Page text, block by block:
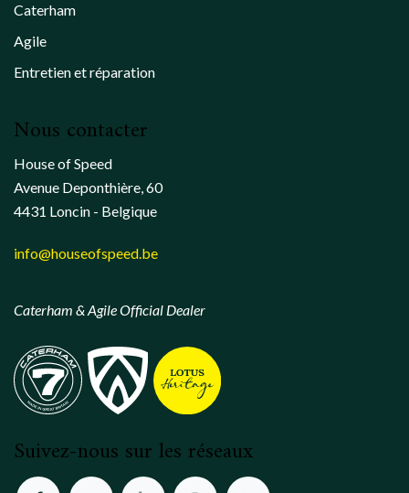
Caterham
Agile
Entretien et réparation
Nous contacter
House of Speed
Avenue Deponthière, 60
4431 Loncin - Belgique
info@houseofspeed.be
Caterham & Agile Official Dealer
Suivez-nous sur les réseaux